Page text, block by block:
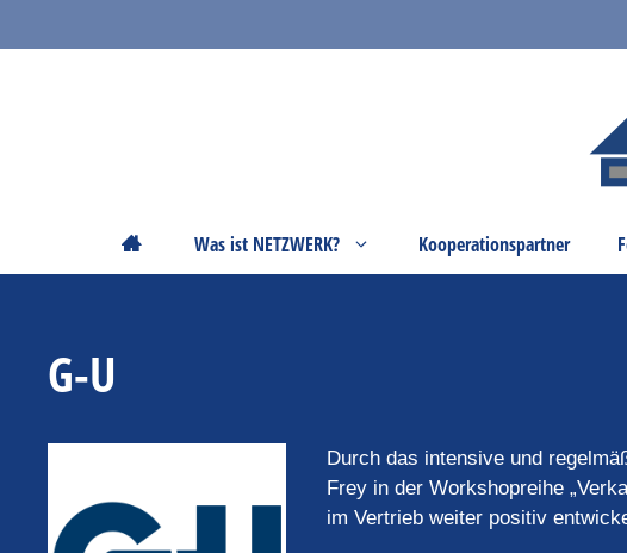
Inhalt
StartseiteWas ist NETZWERK? Kooperationspartner
G-U
Durch das intensive und
Frey in der Workshopreihe
im Vertrieb weiter positiv